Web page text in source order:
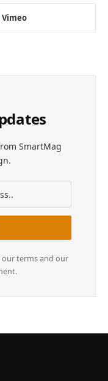
Vimeo
SmartMag
our terms and our